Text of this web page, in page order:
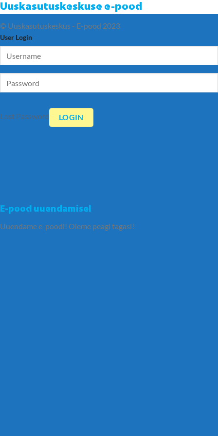
Uuskasutuskeskuse e-pood
E-pood uuendamisel
Uuendame e-poodi! Oleme peagi tagasi!
© Uuskasutuskeskus - E-pood 2023
User Login
Lost Password